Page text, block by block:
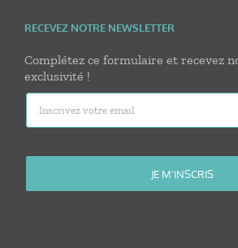
RECEVEZ NOTRE NEWSLETTER
Complétez ce formulaire et recevez
exclusivité !